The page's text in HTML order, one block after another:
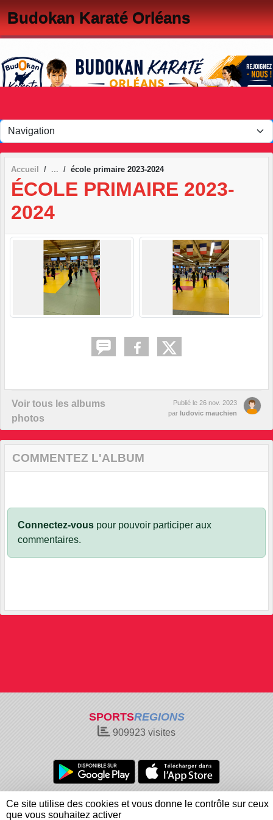
Budokan Karaté Orléans
Accueil école primaire 2023-2024
ÉCOLE PRIMAIRE 2023-
2024
Voir tous les albums
photos
Publié le 26 nov. 2023
par ludovic mauchien
COMMENTEZ L'ALBUM
Connectez-vous pour pouvoir participer aux
commentaires.
SPORTSREGIONS
909923 visites
Charte cookies
Gestion des cookies
Informations légales
Signaler un contenu inapproprié
Ce site utilise des cookies et vous donne le contrôle sur ceux
que vous souhaitez activer